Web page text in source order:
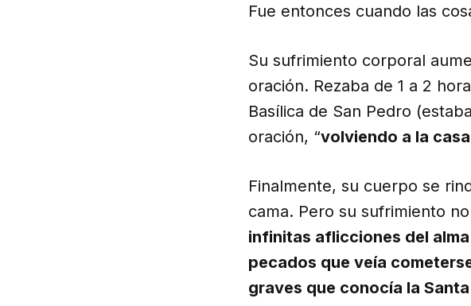
Fue entonces cuando las
Su sufrimiento corporal
oración. Rezaba de 1 a 2
Basílica de San Pedro
oración, “volviendo a la
Finalmente, su cuerpo se
cama. Pero su sufrimiento
infinitas aflicciones del
pecados que veía
graves que conocía la